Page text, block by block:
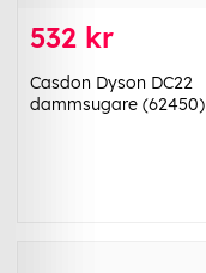
532 kr
Casdon Dyson DC22
dammsugare (62450)